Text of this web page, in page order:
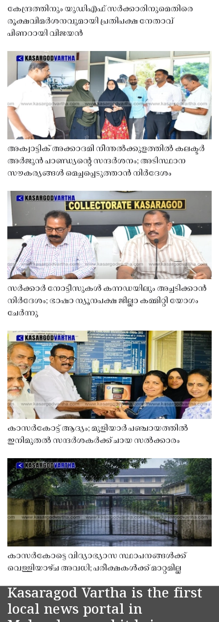
കേന്ദ്രത്തിനും യുഡിഎഫ് സർക്കാരിനുമെതിരെ
രൂക്ഷവിമർശനവുമായി പ്രതിപക്ഷ നേതാവ്
പിണറായി വിജയൻ
അക്വാട്ടിക് അക്കാദമി നീന്തൽക്കുളത്തിൽ കലക്ടർ
അർജുൻ പാണ്ഡ്യൻ്റെ സന്ദർശനം; അടിസ്ഥാന
സൗകര്യങ്ങൾ മെച്ചപ്പെടുത്താൻ നിർദേശം
സർക്കാർ നോട്ടീസുകൾ കന്നഡയിലും അച്ചടിക്കാൻ
നിർദേശം; ഭാഷാ ന്യൂനപക്ഷ ജില്ലാ കമ്മിറ്റി യോഗം
ചേർന്നു
കാസർകോട്ട് ആദ്യം; മുളിയാർ പഞ്ചായത്തിൽ
ഇനിമുതൽ സന്ദർശകർക്ക് ചായ സൽക്കാരം
കാസർകോട്ടെ വിദ്യാഭ്യാസ സ്ഥാപനങ്ങൾക്ക്
വെള്ളിയാഴ്ച അവധി; പരീക്ഷകൾക്ക് മാറ്റമില്ല
Kasaragod Vartha is the first
local news portal in